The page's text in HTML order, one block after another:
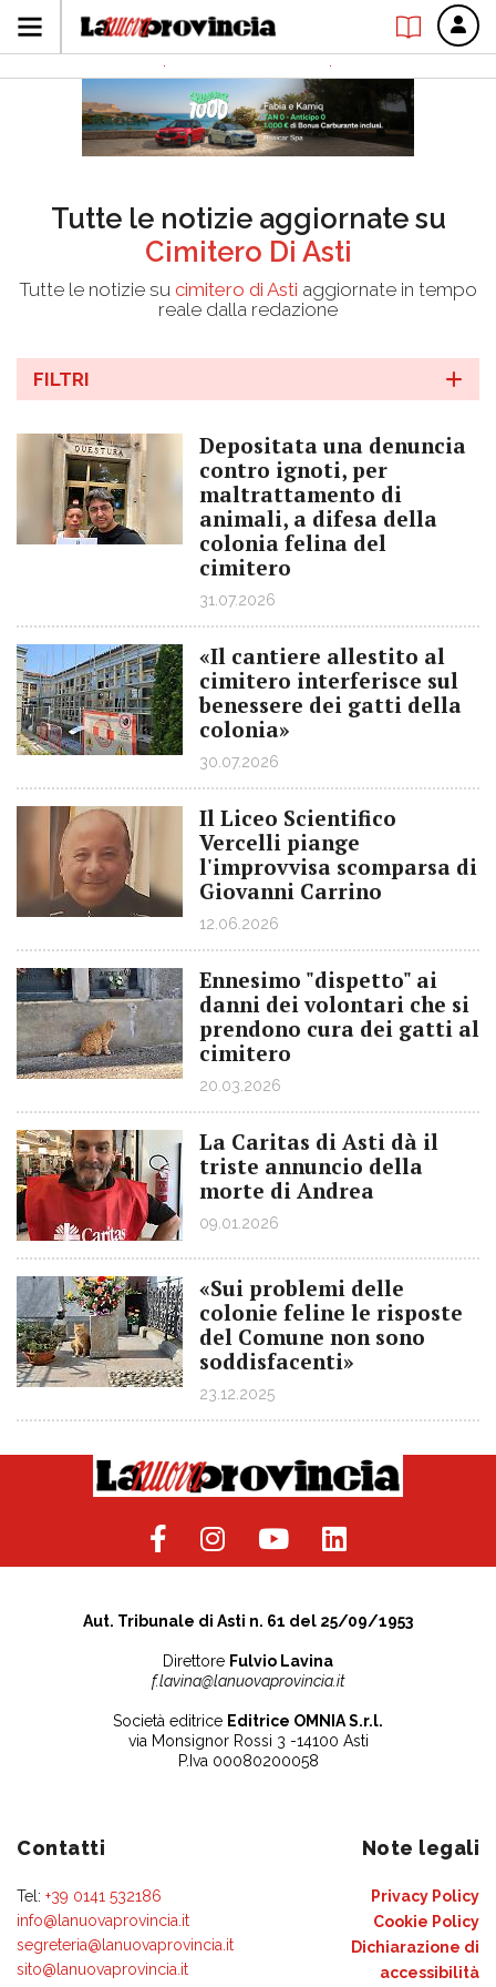
Tutte le notizie aggiornate su
Cimitero Di Asti
Tutte le notizie su cimitero di Asti aggiornate in tempo
reale dalla redazione
FILTRI
Depositata una denuncia
contro ignoti, per
maltrattamento di
animali, a difesa della
colonia felina del
cimitero
31.07.2026
«Il cantiere allestito al
cimitero interferisce sul
benessere dei gatti della
colonia»
30.07.2026
Il Liceo Scientifico
Vercelli piange
l'improvvisa scomparsa di
Giovanni Carrino
12.06.2026
Ennesimo "dispetto" ai
danni dei volontari che si
prendono cura dei gatti al
cimitero
20.03.2026
La Caritas di Asti dà il
triste annuncio della
morte di Andrea
09.01.2026
«Sui problemi delle
colonie feline le risposte
del Comune non sono
soddisfacenti»
23.12.2025
Aut. Tribunale di Asti n. 61 del 25/09/1953
Direttore Fulvio Lavina
f.lavina@lanuovaprovincia.it
Società editrice Editrice OMNIA S.r.l.
via Monsignor Rossi 3 -14100 Asti
P.Iva 00080200058
Contatti
Tel: +39 0141 532186
info@lanuovaprovincia.it
segreteria@lanuovaprovincia.it
sito@lanuovaprovincia.it
Note legali
Privacy Policy
Cookie Policy
Dichiarazione di
accessibilità